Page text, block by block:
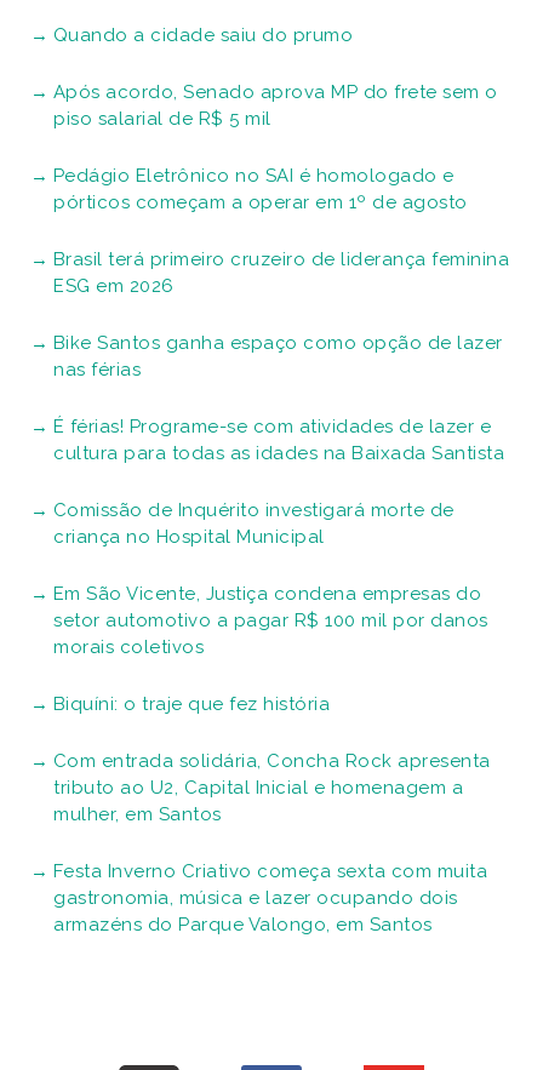
Quando a cidade saiu do prumo
Após acordo, Senado aprova MP do frete sem o
piso salarial de R$ 5 mil
Pedágio Eletrônico no SAI é homologado e
pórticos começam a operar em 1º de agosto
Brasil terá primeiro cruzeiro de liderança feminina
ESG em 2026
Bike Santos ganha espaço como opção de lazer
nas férias
É férias! Programe-se com atividades de lazer e
cultura para todas as idades na Baixada Santista
Comissão de Inquérito investigará morte de
criança no Hospital Municipal
Em São Vicente, Justiça condena empresas do
setor automotivo a pagar R$ 100 mil por danos
morais coletivos
Biquíni: o traje que fez história
Com entrada solidária, Concha Rock apresenta
tributo ao U2, Capital Inicial e homenagem a
mulher, em Santos
Festa Inverno Criativo começa sexta com muita
gastronomia, música e lazer ocupando dois
armazéns do Parque Valongo, em Santos